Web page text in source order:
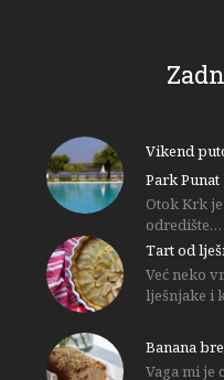
Vikend
Park Punat
Otok Krk
odredište…
Tart od
Već neko
lješnjake i
Banana
Vaga mi je